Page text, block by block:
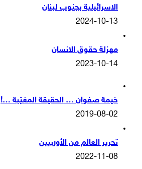
الاسرائيلية بجنوب لبنان
2024-10-13
مهزلة حقوق الانسان
2023-10-14
خيمة صفوان … الحقيقة المغيّبة …!
2019-08-02
تحرير العالم من الأوربيين
2022-11-08